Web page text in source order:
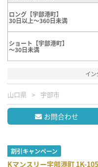
ロング【宇部港町】
30日以上～360日未満
ショート【宇部港町】
～30日未満
イ
山口県 宇部市
お問合わせ
割引キャンペーン
Kマンスリー宇部港町 1K-